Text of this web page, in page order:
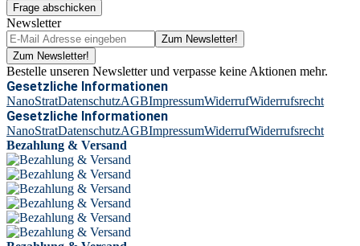
Frage abschicken
Newsletter
Zum Newsletter!
Zum Newsletter!
Bestelle unseren Newsletter und verpasse keine Aktionen mehr.
Gesetzliche Informationen
NanoStratDatenschutzAGBImpressumWiderrufWiderrufsrecht
Gesetzliche Informationen
NanoStratDatenschutzAGBImpressumWiderrufWiderrufsrecht
Bezahlung & Versand